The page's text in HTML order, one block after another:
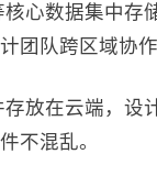
心数据集中存
团队跨区域协
放在云端，设
不混乱。